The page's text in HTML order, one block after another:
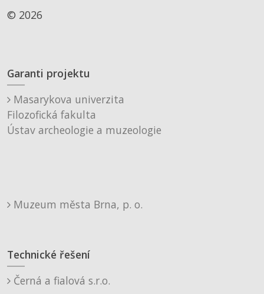
© 2026
Garanti projektu
Masarykova univerzita
Filozofická fakulta
Ústav archeologie a muzeologie
Muzeum města Brna, p. o.
Technické řešení
Černá a fialová s.r.o.